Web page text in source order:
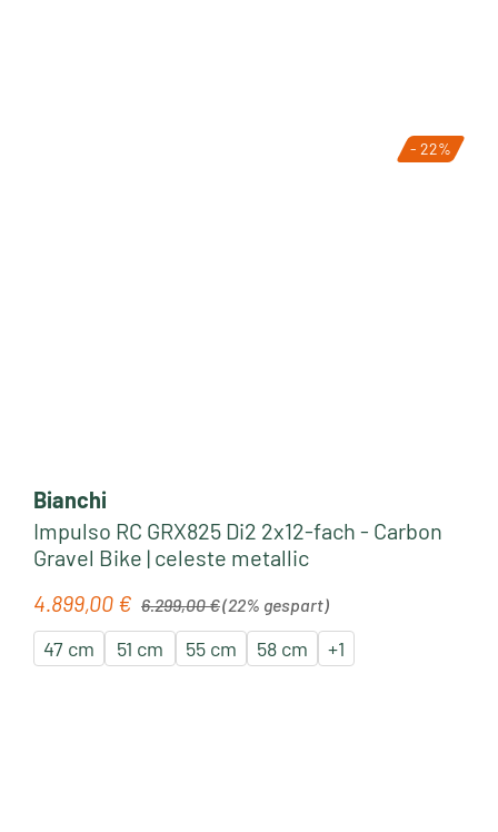
- 22%
Bianchi
Impulso RC GRX825 Di2 2x12-fach - Carbon
Gravel Bike | celeste metallic
Verkaufspreis:
4.899,00 € Regulärer Preis:
6.299,00 €(22% gespart)
47 cm 51 cm 55 cm 58 cm +1